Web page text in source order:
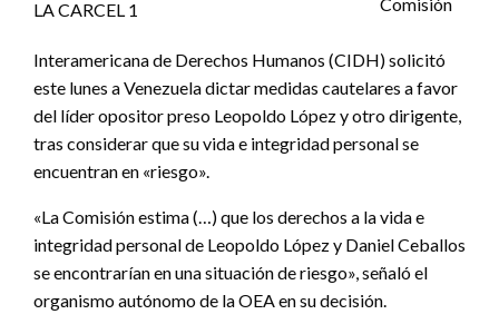
Interamericana de Derechos Humanos (CIDH) solicitó
este lunes a Venezuela dictar medidas cautelares a favor
del líder opositor preso Leopoldo López y otro dirigente,
tras considerar que su vida e integridad personal se
encuentran en «riesgo».
«La Comisión estima (…) que los derechos a la vida e
integridad personal de Leopoldo López y Daniel Ceballos
se encontrarían en una situación de riesgo», señaló el
organismo autónomo de la OEA en su decisión.